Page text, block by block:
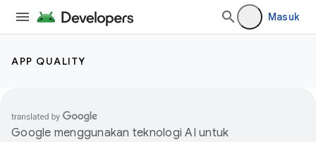
Masuk
APP QUALITY
Google menggunakan teknologi AI untuk